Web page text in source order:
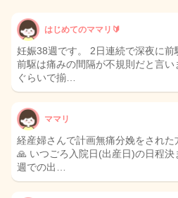
はじめてのママリ🔰
妊娠38週です。 2日連続で深夜に前
前駆は痛みの間隔が不規則だと言
ぐらいで揃…
ママリ
経産婦さんで計画無痛分娩をされた
🙏 いつごろ入院日(出産日)の日程
週での出…